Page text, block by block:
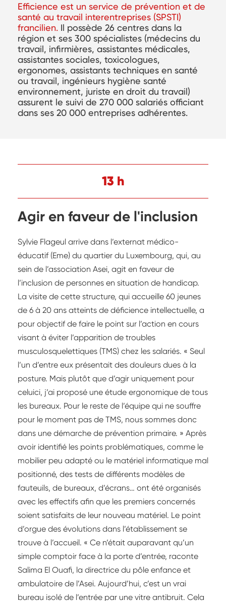
Efficience est un service de prévention et de
santé au travail interentreprises (SPSTI)
francilien. Il possède 26 centres dans la
région et ses 300 spécialistes (médecins du
travail, infirmières, assistantes médicales,
assistantes sociales, toxicologues,
ergonomes, assistants techniques en santé
ou travail, ingénieurs hygiène santé
environnement, juriste en droit du travail)
assurent le suivi de 270 000 salariés officiant
dans ses 20 000 entreprises adhérentes.
13 h
Agir en faveur de l'inclusion
Sylvie Flageul arrive dans l’externat médico-
éducatif (Eme) du quartier du Luxembourg, qui, au
sein de l’association Asei, agit en faveur de
l’inclusion de personnes en situation de handicap.
La visite de cette structure, qui accueille 60 jeunes
de 6 à 20 ans atteints de déficience intellectuelle, a
pour objectif de faire le point sur l’action en cours
visant à éviter l’apparition de troubles
musculosquelettiques (TMS) chez les salariés. « Seul
l’un d’entre eux présentait des douleurs dues à la
posture. Mais plutôt que d’agir uniquement pour
celuici, j’ai proposé une étude ergonomique de tous
les bureaux. Pour le reste de l’équipe qui ne souffre
pour le moment pas de TMS, nous sommes donc
dans une démarche de prévention primaire. » Après
avoir identifié les points problématiques, comme le
mobilier peu adapté ou le matériel informatique mal
positionné, des tests de différents modèles de
fauteuils, de bureaux, d’écrans… ont été organisés
avec les effectifs afin que les premiers concernés
soient satisfaits de leur nouveau matériel. Le point
d’orgue des évolutions dans l’établissement se
trouve à l’accueil. « Ce n’était auparavant qu’un
simple comptoir face à la porte d’entrée, raconte
Salima El Ouafi, la directrice du pôle enfance et
ambulatoire de l’Asei. Aujourd’hui, c’est un vrai
bureau isolé de l’entrée par une vitre antibruit. Cela